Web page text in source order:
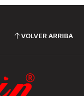
VOLVER ARRIBA